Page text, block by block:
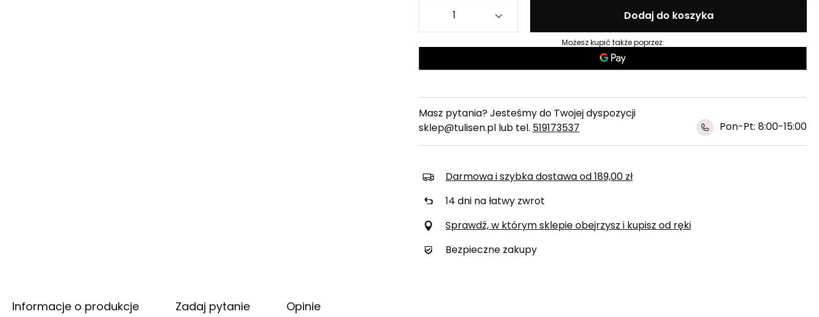
Dodaj do koszyka
Możesz kupić także poprzez:
Masz pytania? Jesteśmy do Twojej dyspozycji
sklep@tulisen.pl lub tel. 519173537 Pon-Pt: 8:00-15:00
Darmowa i szybka dostawa od 189,00 zł
14 dni na łatwy zwrot
Sprawdź, w którym sklepie obejrzysz i kupisz od ręki
Bezpieczne zakupy
Informacje o produkcje Zadaj pytanie Opinie